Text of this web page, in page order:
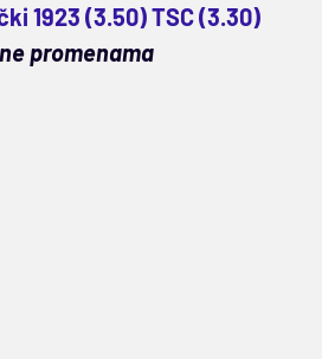
1923 (3.50) TSC (3.30)
promenama